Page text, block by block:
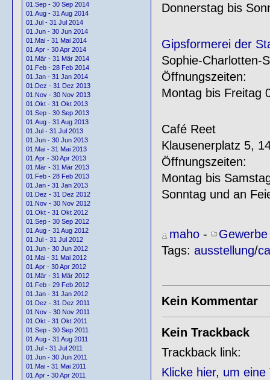
01.Sep - 30 Sep 2014
01.Aug - 31 Aug 2014
01.Jul - 31 Jul 2014
01.Jun - 30 Jun 2014
01.Mai - 31 Mai 2014
01.Apr - 30 Apr 2014
01.Mär - 31 Mär 2014
01.Feb - 28 Feb 2014
01.Jan - 31 Jan 2014
01.Dez - 31 Dez 2013
01.Nov - 30 Nov 2013
01.Okt - 31 Okt 2013
01.Sep - 30 Sep 2013
01.Aug - 31 Aug 2013
01.Jul - 31 Jul 2013
01.Jun - 30 Jun 2013
01.Mai - 31 Mai 2013
01.Apr - 30 Apr 2013
01.Mär - 31 Mär 2013
01.Feb - 28 Feb 2013
01.Jan - 31 Jan 2013
01.Dez - 31 Dez 2012
01.Nov - 30 Nov 2012
01.Okt - 31 Okt 2012
01.Sep - 30 Sep 2012
01.Aug - 31 Aug 2012
01.Jul - 31 Jul 2012
01.Jun - 30 Jun 2012
01.Mai - 31 Mai 2012
01.Apr - 30 Apr 2012
01.Mär - 31 Mär 2012
01.Feb - 29 Feb 2012
01.Jan - 31 Jan 2012
01.Dez - 31 Dez 2011
01.Nov - 30 Nov 2011
01.Okt - 31 Okt 2011
01.Sep - 30 Sep 2011
01.Aug - 31 Aug 2011
01.Jul - 31 Jul 2011
01.Jun - 30 Jun 2011
01.Mai - 31 Mai 2011
01.Apr - 30 Apr 2011
Donnerstag bis
Gipsformerei der
Sophie-Charlotten-
Öffnungszeiten:
Montag bis Freitag
Café Reet
Klausenerplatz 5,
Öffnungszeiten:
Montag bis
Sonntag und an
maho-
Tags: ausstellung/
Kein Kommentar
Kein Trackback
Trackback link:
Klicke hier, um